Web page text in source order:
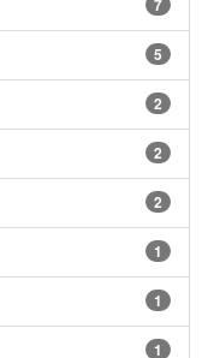
7
5
2
2
2
1
1
1